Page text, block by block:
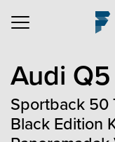
Navigation
Audi Q5
Sportback 50
Black Edition